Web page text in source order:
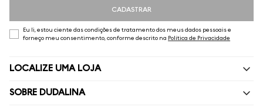
CADASTRAR
Eu li, estou ciente das condições de tratamento dos meus dados pessoais e
forneço meu consentimento, conforme descrito na Política de Privacidade
LOCALIZE UMA LOJA
SOBRE DUDALINA